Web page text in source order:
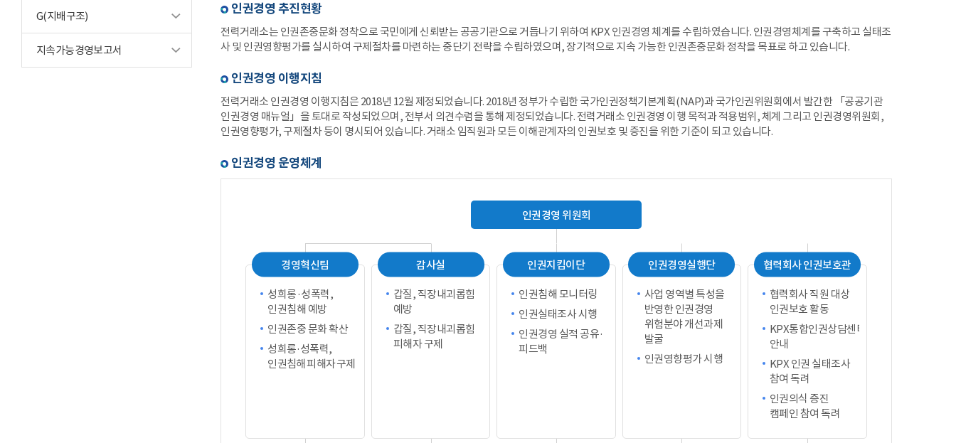
G(지배구조)
지속가능경영보고서
인권경영 추진현황
전력거래소는 인권존중문화 정착으로 국민에게 신뢰받는 공공기관으로 거듭나기 위하여 KPX 인권경영 체계를 수립하였습니다. 인권경영체계를 구축하고 실태조
사 및 인권영향평가를 실시하여 구제절차를 마련하는 중단기 전략을 수립하였으며, 장기적으로 지속 가능한 인권존중문화 정착을 목표로 하고 있습니다.
인권경영 이행지침
전력거래소 인권경영 이행지침은 2018년 12월 제정되었습니다. 2018년 정부가 수립한 국가인권정책기본계획(NAP)과 국가인권위원회에서 발간한 「공공기관
인권경영 매뉴얼」을 토대로 작성되었으며, 전부서 의견수렴을 통해 제정되었습니다. 전력거래소 인권경영 이행 목적과 적용범위, 체계 그리고 인권경영위원회,
인권영향평가, 구제절차 등이 명시되어 있습니다. 거래소 임직원과 모든 이해관계자의 인권보호 및 증진을 위한 기준이 되고 있습니다.
인권경영 운영체계
인권경영 위원회
경영혁신팀
성희롱·성폭력,
인권침해 예방
인권존중 문화 확산
성희롱·성폭력,
인권침해 피해자 구제
감사실
갑질, 직장내괴롭힘
예방
갑질, 직장내괴롭힘
피해자 구제
인권지킴이단
인권침해 모니터링
인권실태조사 시행
인권경영 실적 공유·
피드백
인권경영실행단
사업 영역별 특성을
반영한 인권경영
위험분야 개선과제
발굴
인권영향평가 시행
협력회사 인권보호관
협력회사 직원 대상
인권보호 활동
KPX통합인권상담센터
안내
KPX 인권 실태조사
참여 독려
인권의식 증진
캠페인 참여 독려